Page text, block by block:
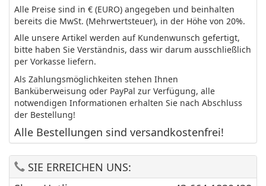
Alle Preise sind in € (EURO) angegeben und beinhalten
bereits die MwSt. (Mehrwertsteuer), in der Höhe von 20%.
Alle unsere Artikel werden auf Kundenwunsch gefertigt,
bitte haben Sie Verständnis, dass wir darum ausschließlich
per Vorkasse liefern.
Als Zahlungsmöglichkeiten stehen Ihnen
Banküberweisung oder PayPal zur Verfügung, alle
notwendigen Informationen erhalten Sie nach Abschluss
der Bestellung!
Alle Bestellungen sind versandkostenfrei!
SIE ERREICHEN UNS: